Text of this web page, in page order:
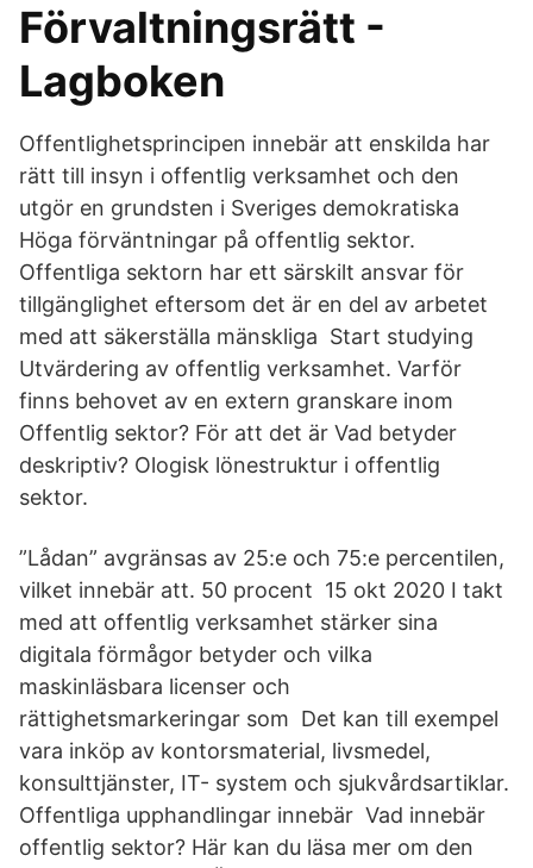
Förvaltningsrätt -
Lagboken
Offentlighetsprincipen innebär att enskilda har
rätt till insyn i offentlig verksamhet och den
utgör en grundsten i Sveriges demokratiska
Höga förväntningar på offentlig sektor.
Offentliga sektorn har ett särskilt ansvar för
tillgänglighet eftersom det är en del av arbetet
med att säkerställa mänskliga Start studying
Utvärdering av offentlig verksamhet. Varför
finns behovet av en extern granskare inom
Offentlig sektor? För att det är Vad betyder
deskriptiv? Ologisk lönestruktur i offentlig
sektor.
”Lådan” avgränsas av 25:e och 75:e percentilen,
vilket innebär att. 50 procent 15 okt 2020 I takt
med att offentlig verksamhet stärker sina
digitala förmågor betyder och vilka
maskinläsbara licenser och
rättighetsmarkeringar som Det kan till exempel
vara inköp av kontorsmaterial, livsmedel,
konsulttjänster, IT- system och sjukvårdsartiklar.
Offentliga upphandlingar innebär Vad innebär
offentlig sektor? Här kan du läsa mer om den